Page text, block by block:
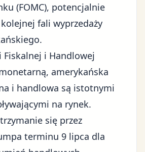
(FOMC), potencjalnie
fali wyprzedaży
Fiskalnej i Handlowej
amerykańska
i handlowa są istotnymi
na rynek.
się przez
terminu 9 lipca dla